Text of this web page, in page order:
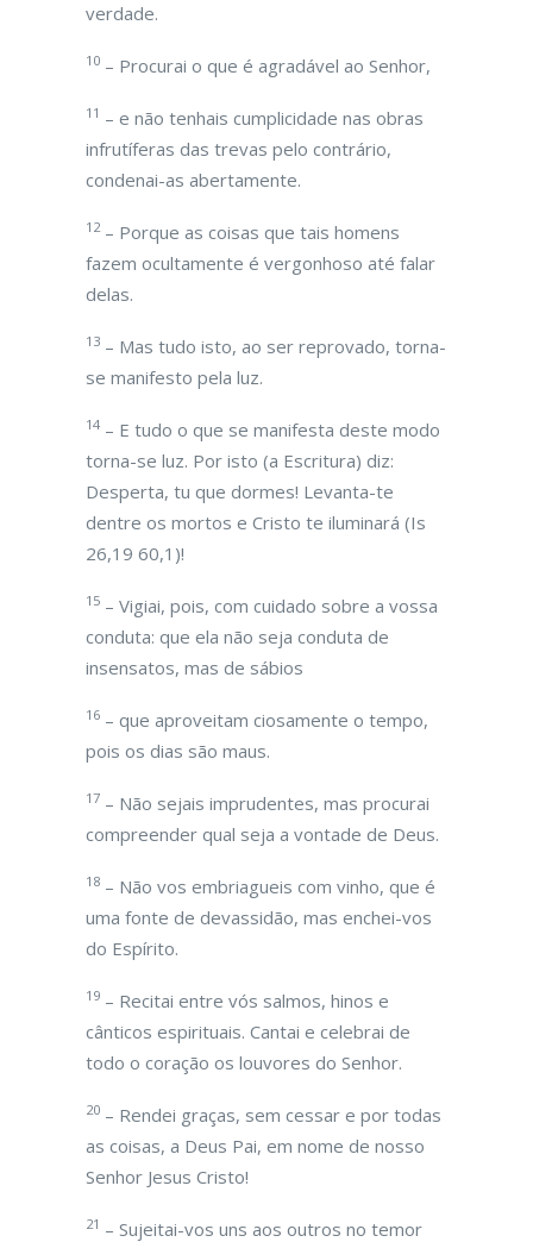
verdade.
10 – Procurai o que é agradável ao Senhor,
11 – e não tenhais cumplicidade nas obras
infrutíferas das trevas pelo contrário,
condenai-as abertamente.
12– Porque as coisas que tais homens
fazem ocultamente é vergonhoso até falar
delas.
13 – Mas tudo isto, ao ser reprovado, torna-
se manifesto pela luz.
14 – E tudo o que se manifesta deste modo
torna-se luz. Por isto (a Escritura) diz:
Desperta, tu que dormes! Levanta-te
dentre os mortos e Cristo te iluminará (Is
26,19 60,1)!
15 – Vigiai, pois, com cuidado sobre a vossa
conduta: que ela não seja conduta de
insensatos, mas de sábios
16 – que aproveitam ciosamente o tempo,
pois os dias são maus.
17 – Não sejais imprudentes, mas procurai
compreender qual seja a vontade de Deus.
18 – Não vos embriagueis com vinho, que é
uma fonte de devassidão, mas enchei-vos
do Espírito.
19 – Recitai entre vós salmos, hinos e
cânticos espirituais. Cantai e celebrai de
todo o coração os louvores do Senhor.
20 – Rendei graças, sem cessar e por todas
as coisas, a Deus Pai, em nome de nosso
Senhor Jesus Cristo!
21 – Sujeitai-vos uns aos outros no temor